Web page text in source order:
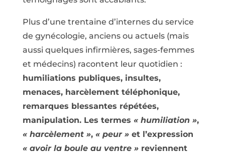
Plus d’une trentaine d’internes du service
de gynécologie, anciens ou actuels (mais
aussi quelques infirmières, sages-femmes
et médecins) racontent leur quotidien :
humiliations publiques, insultes,
menaces, harcèlement téléphonique,
remarques blessantes répétées,
manipulation. Les termes « humiliation »,
« harcèlement », « peur »et l’expression
« avoir la boule au ventre » reviennent